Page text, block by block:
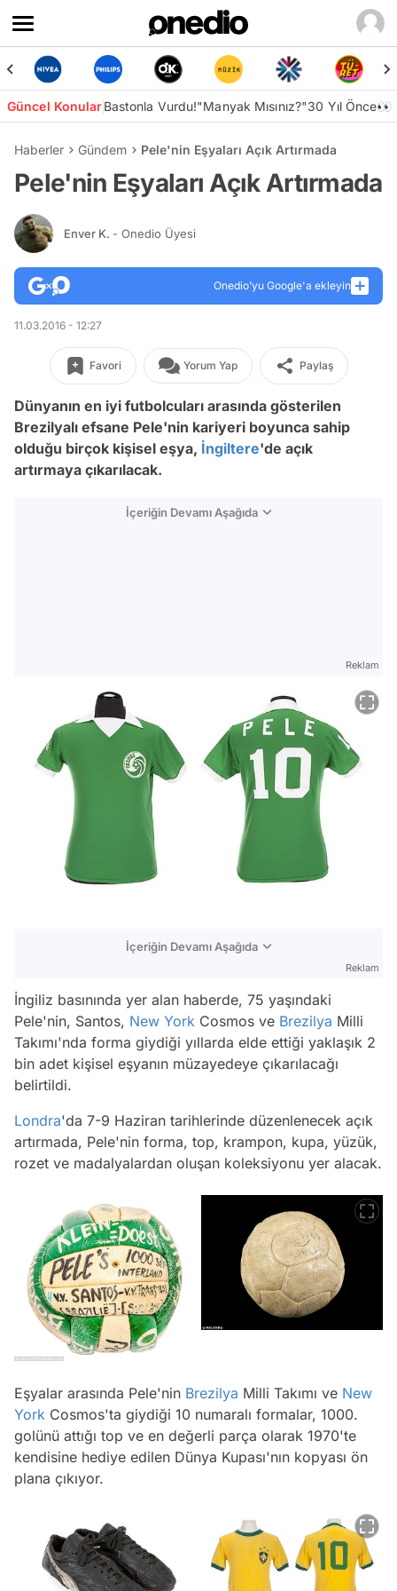
Güncel KonularBastonla Vurdu!"Manyak Mısınız?"30 Yıl Önce👀
Haberler Gündem Pele'nin Eşyaları Açık Artırmada
Pele'nin Eşyaları Açık Artırmada
Enver K. - Onedio Üyesi
Onedio’yu Google'a ekleyin
11.03.2016 - 12:27
Favori Yorum Yap Paylaş
Dünyanın en iyi futbolcuları arasında gösterilen
Brezilyalı efsane Pele'nin kariyeri boyunca sahip
olduğu birçok kişisel eşya, İngiltere'de açık
artırmaya çıkarılacak.
İçeriğin Devamı Aşağıda
Reklam
İçeriğin Devamı Aşağıda
Reklam
İngiliz basınında yer alan haberde, 75 yaşındaki
Pele'nin, Santos, New York Cosmos ve Brezilya Milli
Takımı'nda forma giydiği yıllarda elde ettiği yaklaşık 2
bin adet kişisel eşyanın müzayedeye çıkarılacağı
belirtildi.
Londra'da 7-9 Haziran tarihlerinde düzenlenecek açık
artırmada, Pele'nin forma, top, krampon, kupa, yüzük,
rozet ve madalyalardan oluşan koleksiyonu yer alacak.
Eşyalar arasında Pele'nin Brezilya Milli Takımı ve New
York Cosmos'ta giydiği 10 numaralı formalar, 1000.
golünü attığı top ve en değerli parça olarak 1970'te
kendisine hediye edilen Dünya Kupası'nın kopyası ön
plana çıkıyor.